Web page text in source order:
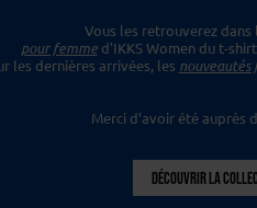
Vous les retrouverez dans
pour femmed'IKKS Women du t-
les dernières arrivées, les nouveautés
Merci d’avoir été auprès
DÉCOUVRIR LA